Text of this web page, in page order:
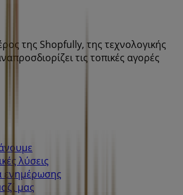
της Shopfully, της τεχνολογικής
τις τοπικές αγορές
λύσεις
ενημέρωσης
μας